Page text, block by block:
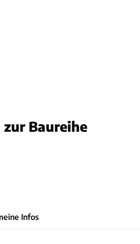
Baureihe
Infos